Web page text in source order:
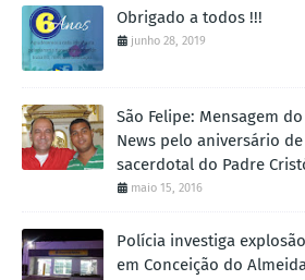
Obrigado a todos !!!
junho 28, 2019
São Felipe: Mensagem
News pelo aniversário
sacerdotal do Padre
maio 15, 2016
Polícia investiga
em Conceição do